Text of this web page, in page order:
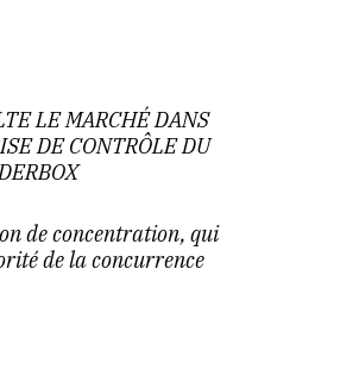
LE MARCHÉ DANS
DE CONTRÔLE DU
de concentration, qui
de la concurrence